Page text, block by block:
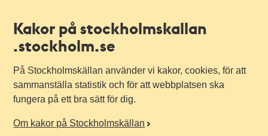
Kakor på stockholmskallan
.stockholm.se
På Stockholmskällan använder vi kakor, cookies, för att
sammanställa statistik och för att webbplatsen ska
fungera på ett bra sätt för dig.
Om kakor på Stockholmskällan